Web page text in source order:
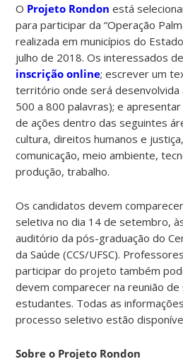
O Projeto Rondon está
para participar da “Operação
realizada em municípios do
julho de 2018. Os interessados
inscrição online; escrever um
território onde será desenvolvida
500 a 800 palavras); e
de ações dentro das seguintes
cultura, direitos humanos e
comunicação, meio ambiente,
produção, trabalho.
Os candidatos devem
seletiva no dia 14 de setembro,
auditório da pós-graduação do
da Saúde (CCS/UFSC).
participar do projeto também
devem comparecer na reunião de
estudantes. Todas as
processo seletivo estão
Sobre o Projeto Rondon